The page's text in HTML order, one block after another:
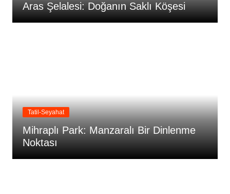
Aras Şelalesi: Doğanın Saklı Köşesi
Tatil-Seyahat
Mihraplı Park: Manzaralı Bir Dinlenme
Noktası